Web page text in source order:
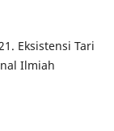
Eksistensi Tari
Ilmiah